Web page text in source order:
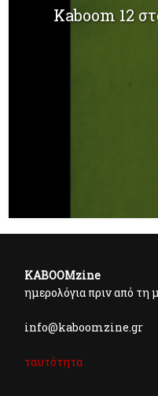
Kaboom 12
KABOOMzine
ημερολόγια πριν από τη
info@kaboomzine.gr
ταυτότητα